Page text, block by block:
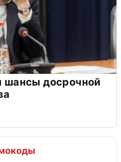
шансы досрочной